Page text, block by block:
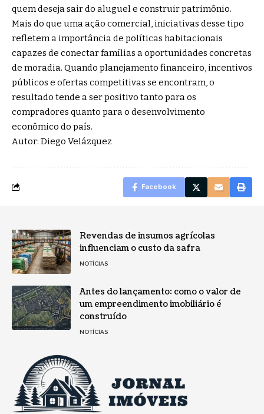
quem deseja sair do aluguel e construir patrimônio.
Mais do que uma ação comercial, iniciativas desse tipo
refletem a importância de políticas habitacionais
capazes de conectar famílias a oportunidades concretas
de moradia. Quando planejamento financeiro, incentivos
públicos e ofertas competitivas se encontram, o
resultado tende a ser positivo tanto para os
compradores quanto para o desenvolvimento
econômico do país.
Autor: Diego Velázquez
Facebook
Revendas de insumos agrícolas
influenciam o custo da safra
NOTÍCIAS
Antes do lançamento: como o valor de
um empreendimento imobiliário é
construído
NOTÍCIAS